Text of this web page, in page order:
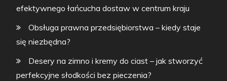
efektywnego łańcucha dostaw w centrum kraju
Obsługa prawna przedsiębiorstwa – kiedy staje
się niezbędna?
Desery na zimno i kremy do ciast – jak stworzyć
perfekcyjne słodkości bez pieczenia?